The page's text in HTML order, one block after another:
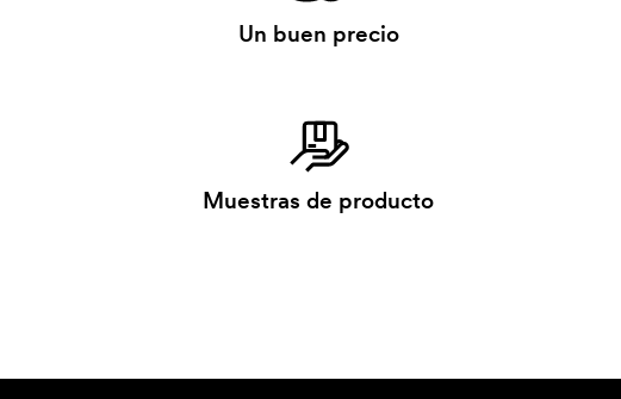
Un buen precio
Muestras de producto